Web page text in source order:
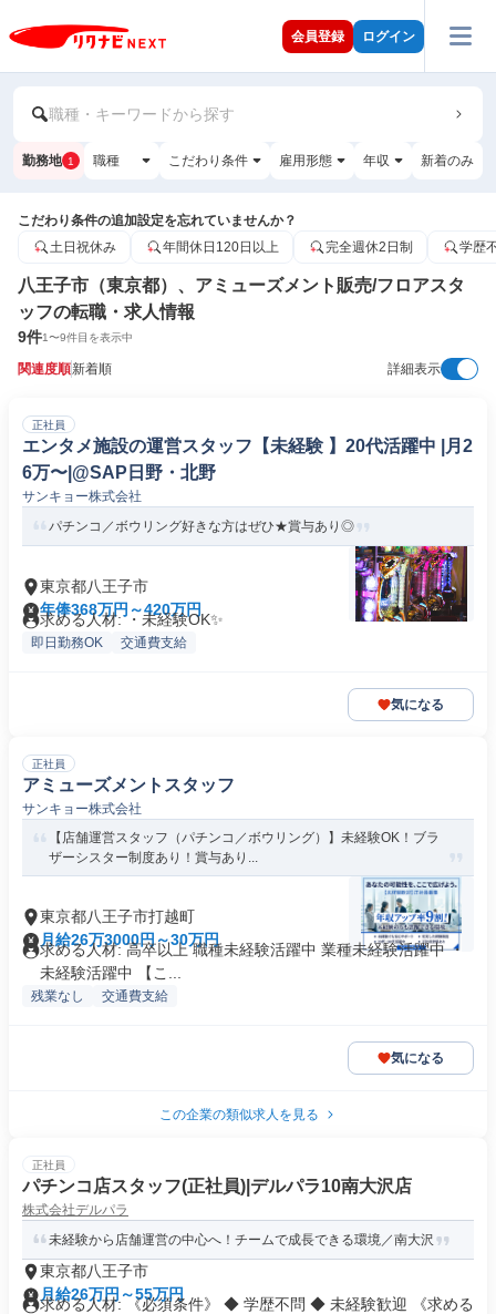
会員登録 ログイン
職種・キーワードから探す
勤務地 1 職種 こだわり条件 雇用形態 年収 新着のみ
こだわり条件の追加設定を忘れていませんか？
土日祝休み
年間休日120日以上 完全週休2日制 学歴
八王子市（東京都）、アミューズメント販売/フロアスタ
ッフの転職・求人情報
9件1〜9件目を表示中
関連度順新着順 詳細表示
正社員
エンタメ施設の運営スタッフ【未経験 】20代活躍中 |月2
6万〜|@SAP日野・北野
サンキョー株式会社
パチンコ／ボウリング好きな方はぜひ★賞与あり◎
東京都八王子市
年俸368万円～420万円
求める人材: ・未経験OK✨
即日勤務OK 交通費支給
気になる
正社員
アミューズメントスタッフ
サンキョー株式会社
【店舗運営スタッフ（パチンコ／ボウリング）】未経験OK！ブラ
ザーシスター制度あり！賞与あり...
東京都八王子市打越町
月給26万3000円～30万円
求める人材: 高卒以上 職種未経験活躍中 業種未経験活躍中 ・
未経験活躍中 【こ...
残業なし 交通費支給
気になる
この企業の類似求人を見る
正社員
パチンコ店スタッフ(正社員)|デルパラ10南大沢店
株式会社デルパラ
未経験から店舗運営の中心へ！チームで成長できる環境／南大沢
東京都八王子市
月給26万円～55万円
求める人材: 《必須条件》 ◆ 学歴不問 ◆ 未経験歓迎 《求める